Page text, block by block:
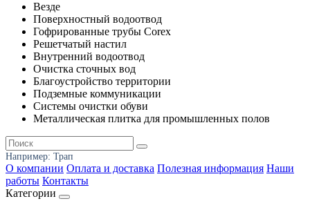
Везде
Поверхностный водоотвод
Гофрированные трубы Corex
Решетчатый настил
Внутренний водоотвод
Очистка сточных вод
Благоустройство территории
Подземные коммуникации
Системы очистки обуви
Металлическая плитка для промышленных полов
Например: Трап
О компании Оплата и доставка Полезная информация Наши
работы Контакты
Категории